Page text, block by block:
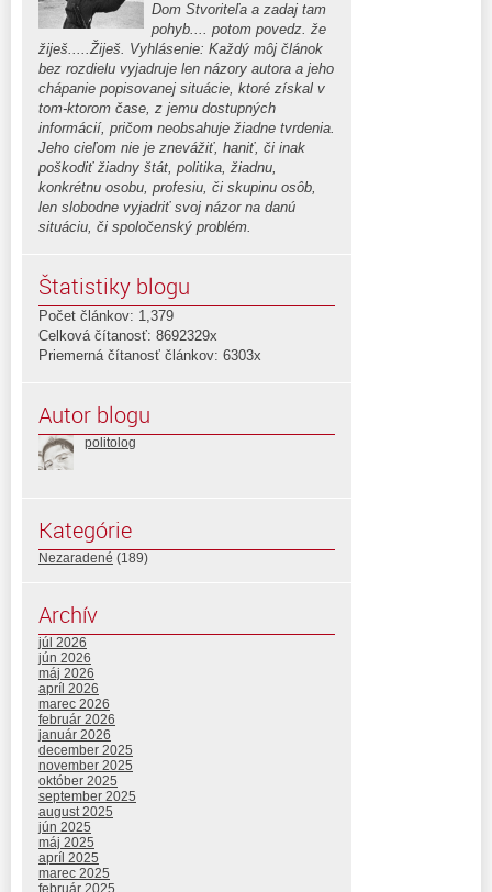
Dom Stvoriteľa a zadaj tam
pohyb.... potom povedz. že
žiješ.....Žiješ. Vyhlásenie: Každý môj článok
bez rozdielu vyjadruje len názory autora a jeho
chápanie popisovanej situácie, ktoré získal v
tom-ktorom čase, z jemu dostupných
informácií, pričom neobsahuje žiadne tvrdenia.
Jeho cieľom nie je znevážiť, haniť, či inak
poškodiť žiadny štát, politika, žiadnu,
konkrétnu osobu, profesiu, či skupinu osôb,
len slobodne vyjadriť svoj názor na danú
situáciu, či spoločenský problém.
Štatistiky blogu
Počet článkov: 1,379
Celková čítanosť: 8692329x
Priemerná čítanosť článkov: 6303x
Autor blogu
politolog
Kategórie
Nezaradené (189)
Archív
júl 2026
jún 2026
máj 2026
apríl 2026
marec 2026
február 2026
január 2026
december 2025
november 2025
október 2025
september 2025
august 2025
jún 2025
máj 2025
apríl 2025
marec 2025